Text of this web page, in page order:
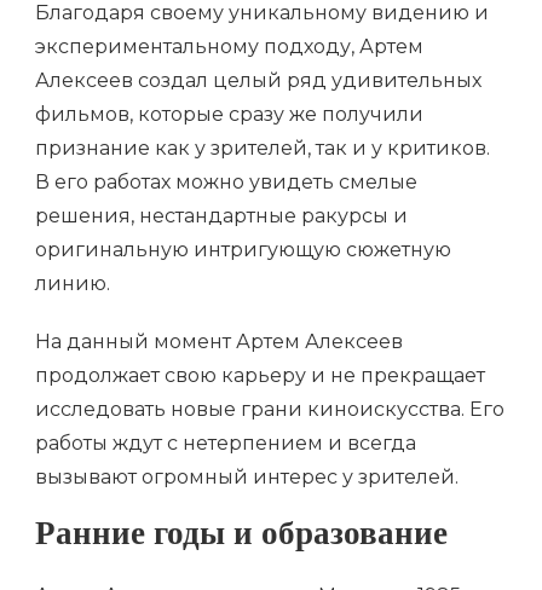
Благодаря своему уникальному видению и
экспериментальному подходу, Артем
Алексеев создал целый ряд удивительных
фильмов, которые сразу же получили
признание как у зрителей, так и у критиков.
В его работах можно увидеть смелые
решения, нестандартные ракурсы и
оригинальную интригующую сюжетную
линию.
На данный момент Артем Алексеев
продолжает свою карьеру и не прекращает
исследовать новые грани киноискусства. Его
работы ждут с нетерпением и всегда
вызывают огромный интерес у зрителей.
Ранние годы и образование